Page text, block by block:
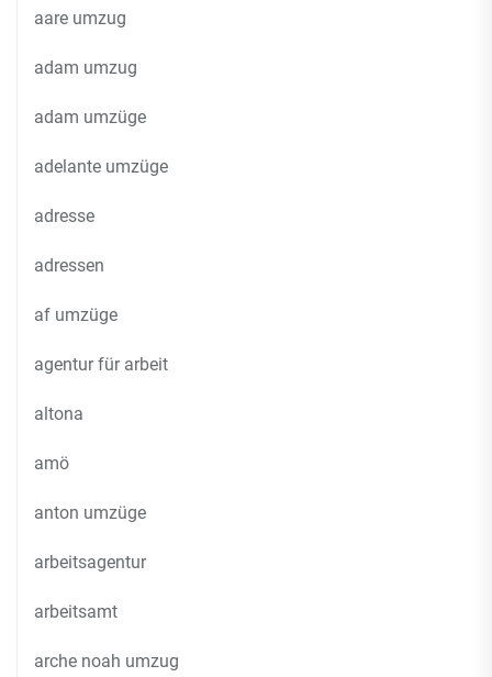
aare umzug
adam umzug
adam umzüge
adelante umzüge
adresse
adressen
af umzüge
agentur für arbeit
altona
amö
anton umzüge
arbeitsagentur
arbeitsamt
arche noah umzug